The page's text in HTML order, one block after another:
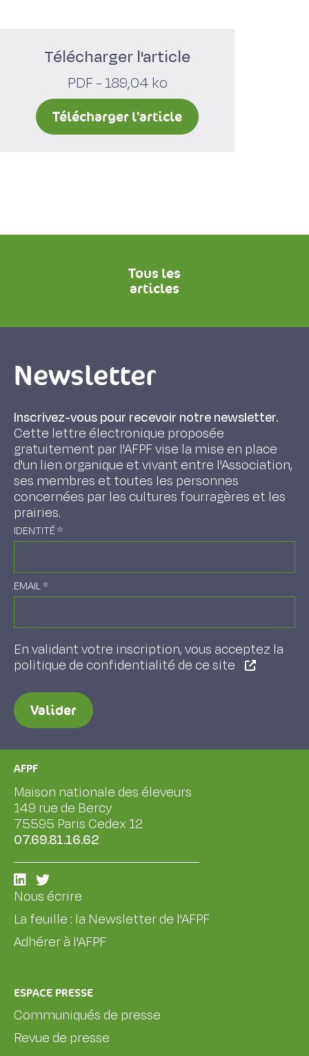
Télécharger l'article
PDF - 189,04 ko
Télécharger l'article
Tous les
articles
Newsletter
Inscrivez-vous pour recevoir notre newsletter.
Cette lettre électronique proposée
gratuitement par l'AFPF vise la mise en place
d'un lien organique et vivant entre l'Association,
ses membres et toutes les personnes
concernées par les cultures fourragères et les
prairies.
IDENTITÉ*
EMAIL*
En validant votre inscription, vous acceptez la
politique de confidentialité de ce site
Valider
AFPF
Maison nationale des éleveurs
149 rue de Bercy
75595 Paris Cedex 12
07.69.81.16.62
Nous écrire
La feuille : la Newsletter de l'AFPF
Adhérer à l'AFPF
ESPACE PRESSE
Communiqués de presse
Revue de presse